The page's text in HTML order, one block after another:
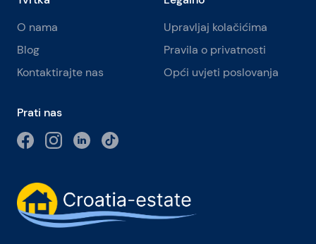
O nama
Blog
Kontaktirajte nas
Upravljaj kolačićima
Pravila o privatnosti
Opći uvjeti poslovanja
Prati nas